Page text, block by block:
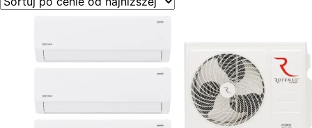
Klasa energetyczna
Wykończenie